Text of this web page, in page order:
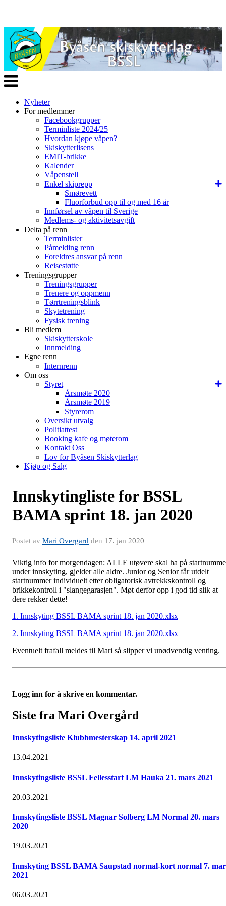
Veksle
navigasjon
Nyheter
For medlemmer
Facebookgrupper
Terminliste 2024/25
Hvordan kjøpe våpen?
Skiskytterlisens
EMIT-brikke
Kalender
Våpenstell
Enkel skiprepp
Smørevett
Fluorforbud opp til og med 16 år
Innførsel av våpen til Sverige
Medlems- og aktivitetsavgift
Delta på renn
Terminlister
Påmelding renn
Foreldres ansvar på renn
Reisestøtte
Treningsgrupper
Treningsgrupper
Trenere og oppmenn
Tørrtreningsblink
Skytetrening
Fysisk trening
Bli medlem
Skiskytterskole
Innmelding
Egne renn
Internrenn
Om oss
Styret
Årsmøte 2020
Årsmøte 2019
Styrerom
Oversikt utvalg
Politiattest
Booking kafe og møterom
Kontakt Oss
Lov for Byåsen Skiskytterlag
Kjøp og Salg
Innskytingliste for BSSL
BAMA sprint 18. jan 2020
Postet av Mari Overgård den 17. jan 2020
Viktig info for morgendagen: ALLE utøvere skal ha på
under innskyting, gjelder alle aldre. Junior og Senior får utdelt
startnummer individuelt etter obligatorisk avtrekkskontroll og
brikkekontroll i "slangegarasjen". Møt derfor opp i god tid slik at
dere rekker dette!
1. Innskyting BSSL BAMA sprint 18. jan 2020.xlsx
2. Innskyting BSSL BAMA sprint 18. jan 2020.xlsx
Eventuelt frafall meldes til Mari så slipper vi unødvendig venting.
Logg inn for å skrive en kommentar.
Siste fra Mari Overgård
Innskytingsliste Klubbmesterskap 14. april 2021
13.04.2021
Innskytingsliste BSSL Fellesstart LM Hauka 21. mars 2021
20.03.2021
Innskytingsliste BSSL Magnar Solberg LM Normal 20. mars
2020
19.03.2021
Innskyting BSSL BAMA Saupstad normal-kort normal 7.
2021
06.03.2021